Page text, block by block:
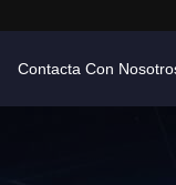
Contacta Con